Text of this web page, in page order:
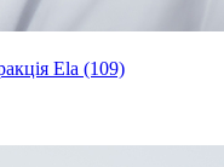
Ela (109)